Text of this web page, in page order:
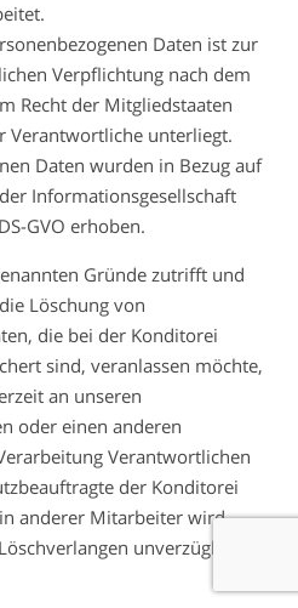
Daten ist zur
Verpflichtung nach dem
Recht der Mitgliedstaaten
Verantwortliche unterliegt.
Daten wurden in Bezug auf
Informationsgesellschaft
GVO erhoben.
Gründe zutrifft und
Löschung von
die bei der Konditorei
sind, veranlassen möchte,
an unseren
oder einen anderen
Verantwortlichen
der Konditorei
anderer Mitarbeiter wird
unverzüglich